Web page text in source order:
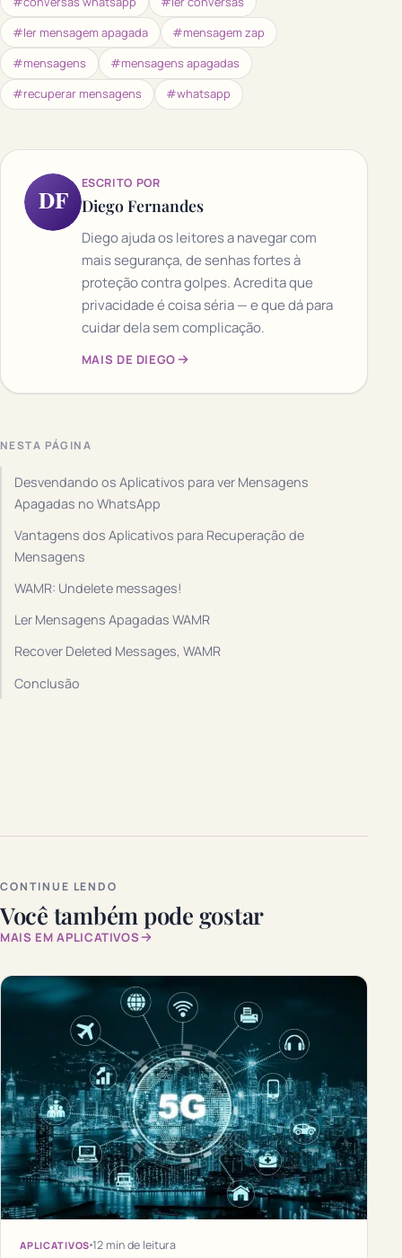
#ler mensagem apagada
#mensagem zap
#mensagens
#mensagens apagadas
#recuperar mensagens
#whatsapp
DF
ESCRITO POR
Diego Fernandes
Diego ajuda os leitores a navegar com
mais segurança, de senhas fortes à
proteção contra golpes. Acredita que
privacidade é coisa séria — e que dá para
cuidar dela sem complicação.
MAIS DE DIEGO
NESTA PÁGINA
Desvendando os Aplicativos para ver Mensagens
Apagadas no WhatsApp
Vantagens dos Aplicativos para Recuperação de
Mensagens
WAMR: Undelete messages!
Ler Mensagens Apagadas WAMR
Recover Deleted Messages, WAMR
Conclusão
CONTINUE LENDO
Você também pode gostar
MAIS EM APLICATIVOS
APLICATIVOS 12 min de leitura